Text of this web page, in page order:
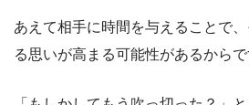
あえて相手に時間を与えることで
る思いが高まる可能性があるからで